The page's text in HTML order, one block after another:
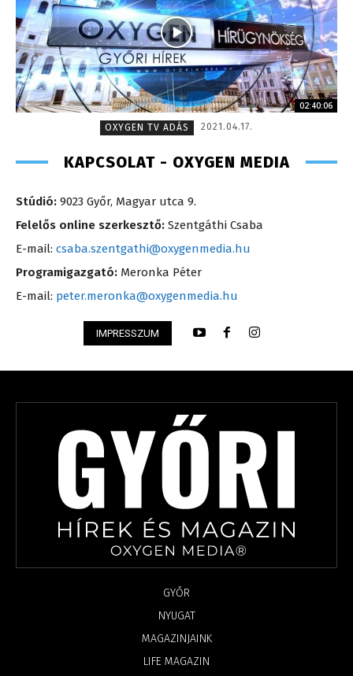
02:40:06
OXYGEN TV ADÁS
2021.04.17.
KAPCSOLAT - OXYGEN MEDIA
Stúdió: 9023 Győr, Magyar utca 9.
Felelős online szerkesztő: Szentgáthi Csaba
E-mail: csaba.szentgathi@oxygenmedia.hu
Programigazgató: Meronka Péter
E-mail: peter.meronka@oxygenmedia.hu
IMPRESSZUM
GYŐR
NYUGAT
MAGAZINJAINK
LIFE MAGAZIN